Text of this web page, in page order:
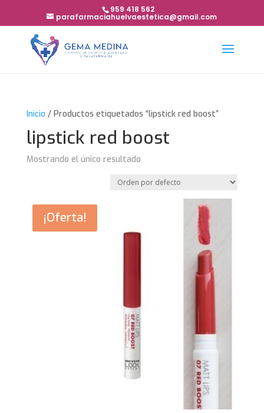
959 418 562
parafarmaciahuelvaestetica@gmail.com
Inicio / Productos etiquetados “lipstick red boost”
lipstick red boost
Mostrando el único resultado
¡Oferta!